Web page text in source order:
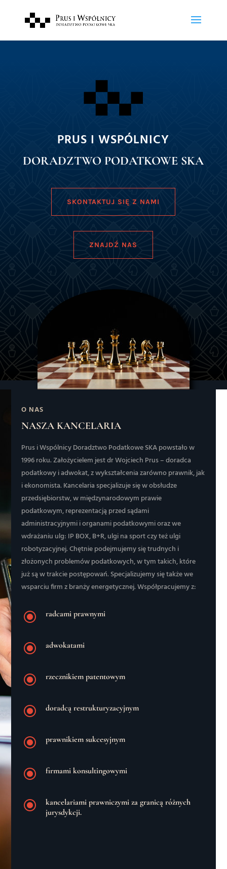
PRUS I WSPÓLNICY
DORADZTWO PODATKOWE SKA
SKONTAKTUJ SIĘ Z NAMI
ZNAJDŹ NAS
O NAS
NASZA KANCELARIA
Prus i Wspólnicy Doradztwo Podatkowe SKApowstało w
1996 roku. Założycielem jest dr Wojciech Prus – doradca
podatkowy i adwokat, z wykształcenia zarówno prawnik, jak
i ekonomista. Kancelaria specjalizuje się w obsłudze
przedsiębiorstw, w międzynarodowym prawie
podatkowym, reprezentacją przed sądami
administracyjnymi i organami podatkowymi oraz we
wdrażaniu ulg: IP BOX, B+R, ulgi na sport czy też ulgi
robotyzacyjnej. Chętnie podejmujemy się trudnych i
złożonych problemów podatkowych, w tym takich, które
już są w trakcie postępowań. Specjalizujemy się także we
wsparciu firm z branży energetycznej. Współpracujemy z:
\ radcami prawnymi
\ adwokatami
\ rzecznikiem patentowym
\ doradcą restrukturyzacyjnym
\ prawnikiem sukcesyjnym
\ firmami konsultingowymi
\
kancelariami prawniczymi za granicą różnych
jurysdykcji.